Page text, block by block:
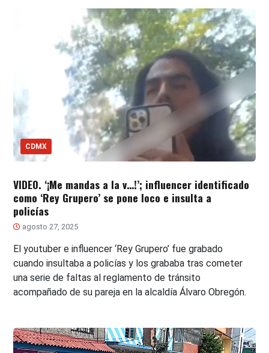
CDMX
VIDEO. ‘¡Me mandas a la v…!’; influencer identificado
como ‘Rey Grupero’ se pone loco e insulta a
policías
agosto 27, 2025
El youtuber e influencer ‘Rey Grupero’ fue grabado
cuando insultaba a policías y los grababa tras cometer
una serie de faltas al reglamento de tránsito
acompañado de su pareja en la alcaldía Álvaro Obregón.